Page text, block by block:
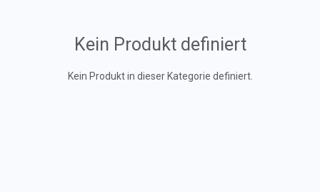
Kein Produkt definiert
Kein Produkt in dieser Kategorie definiert.